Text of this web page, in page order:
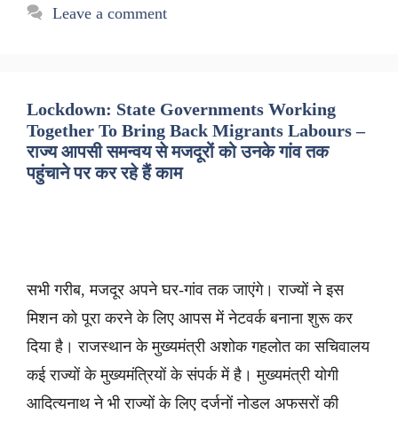
Leave a comment
Lockdown: State Governments Working
Together To Bring Back Migrants Labours –
राज्य आपसी समन्वय से मजदूरों को उनके गांव तक
पहुंचाने पर कर रहे हैं काम
सभी गरीब, मजदूर अपने घर-गांव तक जाएंगे। राज्यों ने इस
मिशन को पूरा करने के लिए आपस में नेटवर्क बनाना शुरू कर
दिया है। राजस्थान के मुख्यमंत्री अशोक गहलोत का सचिवालय
कई राज्यों के मुख्यमंत्रियों के संपर्क में है। मुख्यमंत्री योगी
आदित्यनाथ ने भी राज्यों के लिए दर्जनों नोडल अफसरों की